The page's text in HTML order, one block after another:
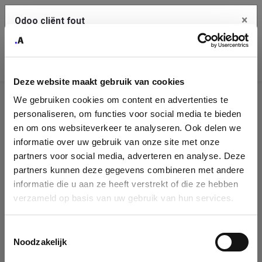
Deze website maakt gebruik van cookies
We gebruiken cookies om content en advertenties te
personaliseren, om functies voor social media te bieden
en om ons websiteverkeer te analyseren. Ook delen we
informatie over uw gebruik van onze site met onze
partners voor social media, adverteren en analyse. Deze
partners kunnen deze gegevens combineren met andere
informatie die u aan ze heeft verstrekt of die ze hebben
verzameld op basis van uw gebruik van hun services.
Noodzakelijk
Identificatie
onderneming
Please fill in your company details
You can search a company in our database by name, VAT or
enterprise ID. When a company is selected it will auto-complete the
form. If you don't find your company in our database, you can create
Odoo cliënt fout ×
klembord
Je dient de kopieer knop te gebruiken om de fout te melden
aan support.
Bekijk details